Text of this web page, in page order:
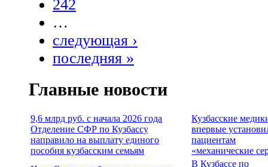
242
…
следующая ›
последняя »
Главные новости
9,6 млрд руб. с начала 2026 года
Отделение СФР по Кузбассу
направило на выплату единого
пособия кузбасским семьям
Кузбасские
впервые
пациентам
«механические
В Кузбассе по